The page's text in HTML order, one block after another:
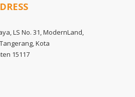
LS No. 31, ModernLand,
Kota
15117